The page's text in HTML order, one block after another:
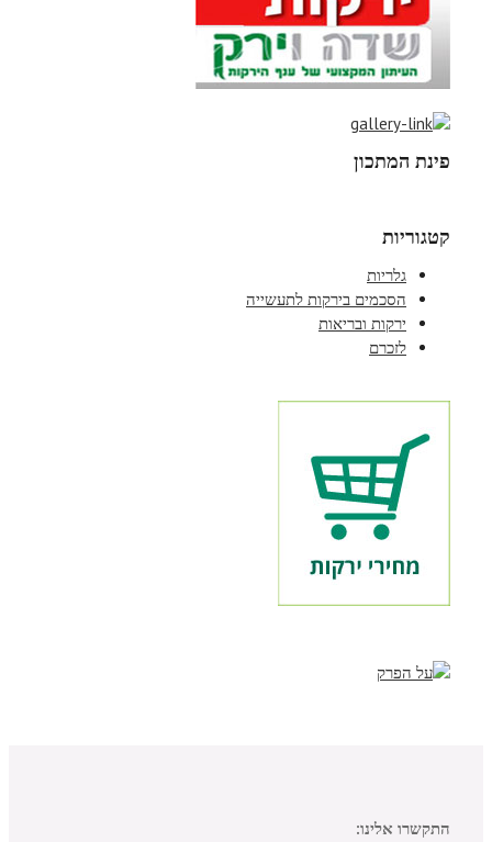
פינת המתכון
קטגוריות
גלריות
הסכמים בירקות לתעשייה
ירקות ובריאות
לזכרם
התקשרו אלינו: